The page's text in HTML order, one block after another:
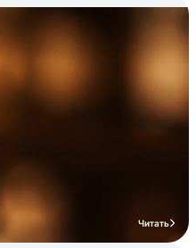
холодильное
бренд Cooleq является
Читать